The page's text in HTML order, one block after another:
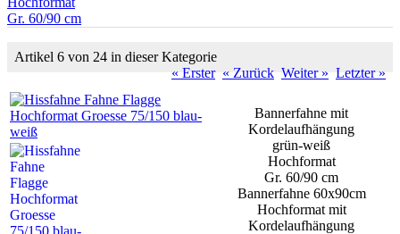
Gr. 60/90 cm
Artikel 6 von 24 in dieser Kategorie
« Erster « Zurück Weiter » Letzter »
Bannerfahne mit
Kordelaufhängung
grün-weiß
Hochformat
Gr. 60/90 cm
Bannerfahne 60x90cm
Hochformat mit
Kordelaufhängung